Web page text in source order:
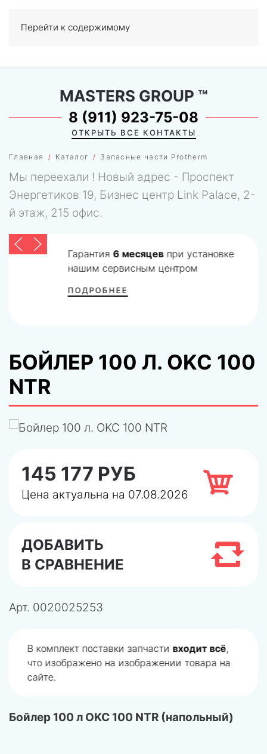
Перейти к содержимому
0
Главная Каталог Запасные части Protherm
MASTERS GROUP ™
8 (911) 923-75-08
ОТКРЫТЬ ВСЕ КОНТАКТЫ
Мы переехали ! Новый адрес - Проспект
Энергетиков 19, Бизнес центр Link Palace, 2-
й этаж, 215 офис.
Гарантия 6 месяцевпри установке
нашим сервисным центром
ПОДРОБНЕЕ
БОЙЛЕР 100 Л. OKC 100
NTR
145 177 РУБ
Цена актуальна на 07.08.2026
ДОБАВИТЬ
В СРАВНЕНИЕ
Арт. 0020025253
В комплект поставки запчасти входит всё,
что изображено на изображении товара на
сайте.
Бойлер 100 л OKC 100 NTR (напольный)